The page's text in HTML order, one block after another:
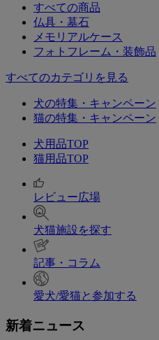
すべての商品
仏具・墓石
メモリアルケース
フォトフレーム・装飾品
すべてのカテゴリを見る
犬の特集・キャンペーン
猫の特集・キャンペーン
犬用品TOP
猫用品TOP
レビュー広場
犬猫施設を探す
記事・コラム
愛犬/愛猫と参加する
新着ニュース